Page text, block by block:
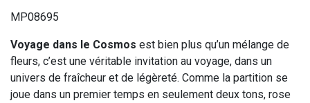
MP08695
Voyage dans le Cosmos est bien plus qu’un mélange de
fleurs, c’est une véritable invitation au voyage, dans un
univers de fraîcheur et de légèreté. Comme la partition se
joue dans un premier temps en seulement deux tons, rose